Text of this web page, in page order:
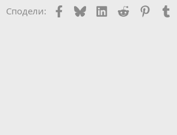
Сподели: Facebook
BlueskyLinkedIn
Reddit